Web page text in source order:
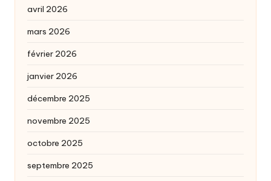
avril 2026
mars 2026
février 2026
janvier 2026
décembre 2025
novembre 2025
octobre 2025
septembre 2025